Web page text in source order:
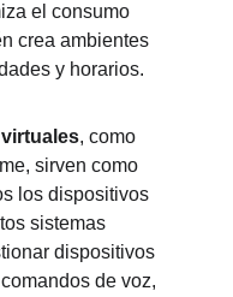
el consumo
crea ambientes
y horarios.
, como
sirven como
los dispositivos
sistemas
dispositivos
de voz,